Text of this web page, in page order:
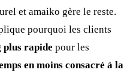
et amaiko gère le reste.
pourquoi les clients
plus rapide pour les
en moins consacré à la